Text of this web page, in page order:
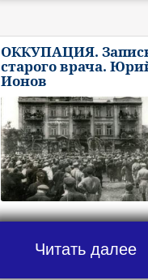
ОККУПАЦИЯ.
старого врача.
Ионов
Читать далее